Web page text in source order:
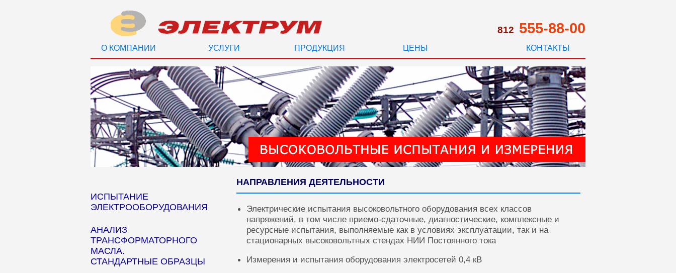
812 555-88-00
О КОМПАНИИ УСЛУГИ ПРОДУКЦИЯ ЦЕНЫ КОНТАКТЫ
ИСПЫТАНИЕ
ЭЛЕКТРООБОРУДОВАНИЯ
АНАЛИЗ
ТРАНСФОРМАТОРНОГО
МАСЛА.
СТАНДАРТНЫЕ ОБРАЗЦЫ
НАПРАВЛЕНИЯ ДЕЯТЕЛЬНОСТИ
Электрические испытания высоковольтного оборудования всех классов
напряжений, в том числе приемо-сдаточные, диагностические, комплексные и
ресурсные испытания, выполняемые как в условиях эксплуатации, так и на
стационарных высоковольтных стендах НИИ Постоянного тока
Измерения и испытания оборудования электросетей 0,4 кВ